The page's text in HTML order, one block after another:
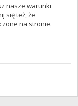
nasze warunki
się też, że
na stronie.